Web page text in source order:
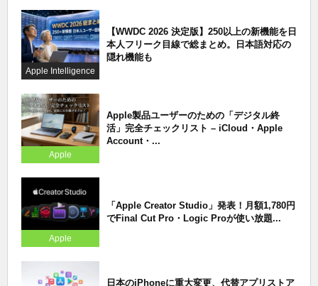
Apple Intelligence
【WWDC 2026 決定版】250以上の新機能を日
本人フリーク目線で総まとめ。日本語対応の
隠れ機能も
Apple
Apple製品ユーザーのための「デジタル終
活」完全チェックリスト – iCloud・Apple
Account・...
Apple
「Apple Creator Studio」発表！月額1,780円
でFinal Cut Pro・Logic Proが使い放題...
日本のiPhoneに重大変更、代替アプリストア